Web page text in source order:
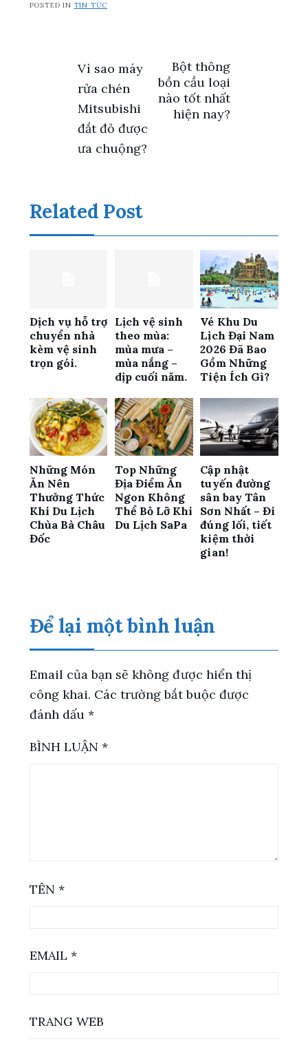
POSTED IN TIN TỨC
Điều
hướng
bài
Vì sao máy
rửa chén
Mitsubishi
đắt đỏ được
ưa chuộng?
Bột thông
bồn cầu loại
nào tốt nhất
hiện nay?
Related Post
Dịch vụ hỗ trợ
chuyển nhà
kèm vệ sinh
trọn gói.
Lịch vệ sinh
theo mùa:
mùa mưa –
mùa nắng –
dịp cuối năm.
Vé Khu Du
Lịch Đại Nam
2026 Đã Bao
Gồm Những
Tiện Ích Gì?
Những Món
Ăn Nên
Thưởng Thức
Khi Du Lịch
Chùa Bà Châu
Đốc
Top Những
Địa Điểm Ăn
Ngon Không
Thể Bỏ Lỡ Khi
Du Lịch SaPa
Cập nhật
tuyến đường
sân bay Tân
Sơn Nhất – Đi
đúng lối, tiết
kiệm thời
gian!
Để lại một bình luận
Email của bạn sẽ không được hiển thị
công khai. Các trường bắt buộc được
đánh dấu *
BÌNH LUẬN *
TÊN *
EMAIL *
TRANG WEB